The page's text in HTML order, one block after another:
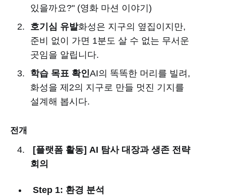
있을까요?" (영화 마션 이야기)
호기심 유발화성은 지구의 옆집이지만,
준비 없이 가면 1분도 살 수 없는 무서운
곳임을 알립니다.
학습 목표 확인AI의 똑똑한 머리를 빌려,
화성을 제2의 지구로 만들 멋진 기지를
설계해 봅시다.
전개
[플랫폼 활동] AI 탐사 대장과 생존 전략
회의
Step 1: 환경 분석